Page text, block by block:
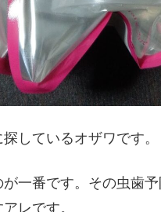
しているオザワです。
一番です。その虫歯
レです。